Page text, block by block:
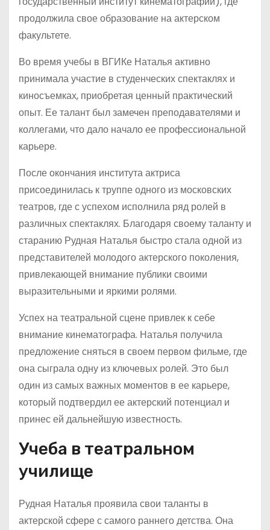
продолжила свое образование на актерском
факультете.
Во время учебы в ВГИКе Наталья активно
принимала участие в студенческих спектаклях и
киносъемках, приобретая ценный практический
опыт. Ее талант был замечен преподавателями и
коллегами, что дало начало ее профессиональной
карьере.
После окончания института актриса
присоединилась к труппе одного из московских
театров, где с успехом исполнила ряд ролей в
различных спектаклях. Благодаря своему таланту и
старанию Рудная Наталья быстро стала одной из
представителей молодого актерского поколения,
привлекающей внимание публики своими
выразительными и яркими ролями.
Успех на театральной сцене привлек к себе
внимание кинематографа. Наталья получила
предложение сняться в своем первом фильме, где
она сыграла одну из ключевых ролей. Это был
один из самых важных моментов в ее карьере,
который подтвердил ее актерский потенциал и
принес ей дальнейшую известность.
Учеба в театральном
училище
Рудная Наталья проявила свои таланты в
актерской сфере с самого раннего детства. Она